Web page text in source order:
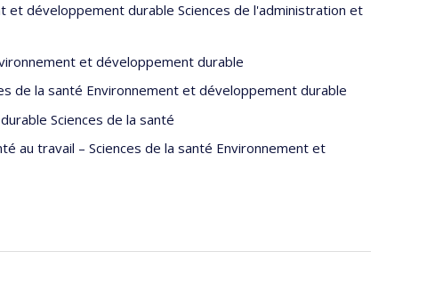
et développement durable Sciences de l'administration et
et développement durable
de la santé Environnement et développement durable
Sciences de la santé
au travail – Sciences de la santé Environnement et